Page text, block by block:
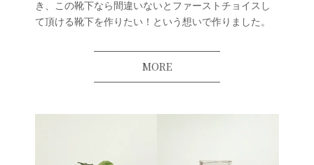
き、この靴下なら間違いないとファーストチョイスし
て頂ける靴下を作りたい！という想いで作りました。
MORE